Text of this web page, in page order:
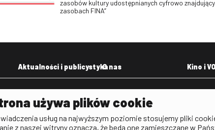
zasobów kultury udostępnianych cyfrowo
zasobach FINA”
Aktualności i publicystyka
Aktualności
Publicystyka filmowa
O nas
Deklaracja dostępności
Kino i
używa plików cookie
usług na najwyższym poziomie stosujemy pliki
z naszej witryny oznacza, że będą one zamieszczane w